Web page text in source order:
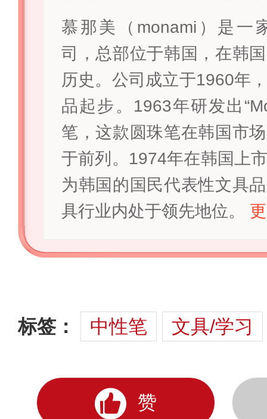
慕那美（monami）是一
司，总部位于韩国，在韩
历史。公司成立于1960年
品起步。1963年研发出
笔，这款圆珠笔在韩国市
于前列。1974年在韩国上
为韩国的国民代表性文具
具行业内处于领先地位。
标签： 中性笔 文具/学习
赞